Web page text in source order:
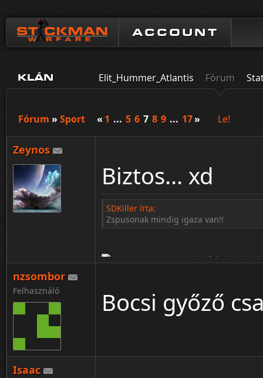
ACCOUNT
KLÁN Elit_Hummer_Atlantis Fórum
Fórum » Sport « 1 ... 5 6 7 8 9 ... 17» Le!
Zeynos
Biztos... xd
SDKiller írta:
Zspusonak mindig igaza van!!
nzsombor
Felhasználó Bocsi győző
Isaac